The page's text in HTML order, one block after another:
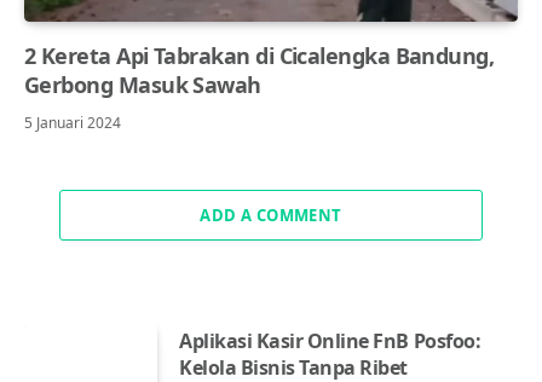
2 Kereta Api Tabrakan di Cicalengka Bandung,
Gerbong Masuk Sawah
5 Januari 2024
ADD A COMMENT
Aplikasi Kasir Online FnB Posfoo:
Kelola Bisnis Tanpa Ribet